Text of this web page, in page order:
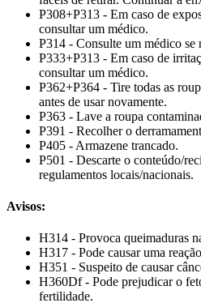
P308+P313 - Em caso de
consultar um médico.
P314 - Consulte um médico se
P333+P313 - Em caso de
consultar um médico.
P362+P364 - Tire todas as
antes de usar novamente.
P363 - Lave a roupa
P391 - Recolher o
P405 - Armazene trancado.
P501 - Descarte o conteúdo/
regulamentos locais/nacionais.
Avisos:
H314 - Provoca queimaduras
H317 - Pode causar uma
H351 - Suspeito de causar
H360Df - Pode prejudicar o
fertilidade.